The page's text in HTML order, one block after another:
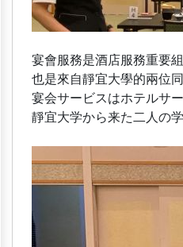
宴會服務是酒店服務重要組
也是來自靜宜大學的兩位
宴会サービスはホテルサ
靜宜大学から来た二人の